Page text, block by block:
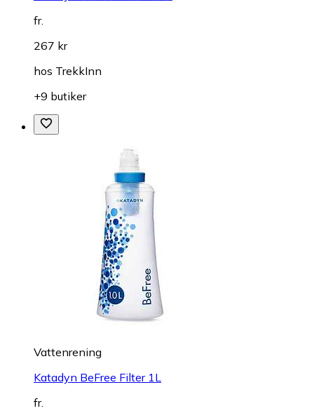
fr.
267 kr
hos TrekkInn
+9 butiker
Vattenrening
Katadyn BeFree Filter 1L
fr.